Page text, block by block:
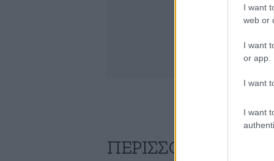
I want
web or
I want
or app.
I want
I want
ΠΕΡΙΣΣΟΤΕΡΑ ΑΠΟ